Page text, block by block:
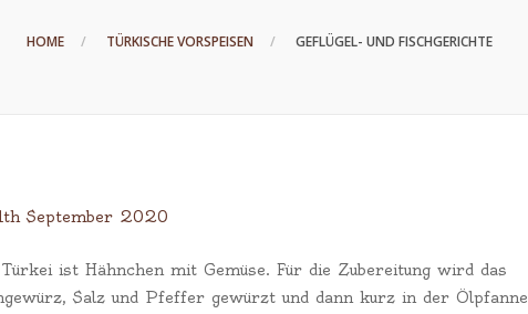
HOME TÜRKISCHE VORSPEISEN GEFLÜGEL- UND FISCHGERICHTE
September 2020
ist Hähnchen mit Gemüse. Für die Zubereitung wird das
Salz und Pfeffer gewürzt und dann kurz in der Ölpfanne